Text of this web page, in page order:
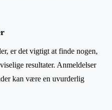
er det vigtigt at finde nogen,
resultater. Anmeldelser
kan være en uvurderlig